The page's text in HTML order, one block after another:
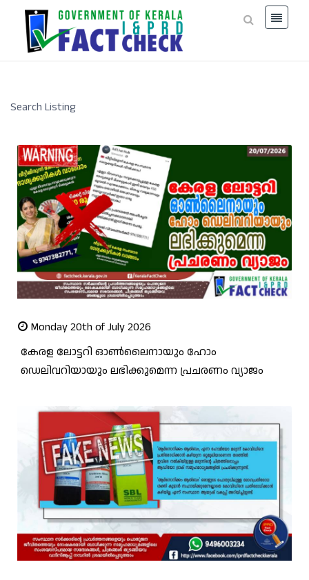
Search Listing
Monday 20th of July 2026
കേരള ലോട്ടറി ഓൺലൈനായും ഹോം
ഡെലിവറിയായും ലഭിക്കുമെന്ന പ്രചരണം വ്യാജം